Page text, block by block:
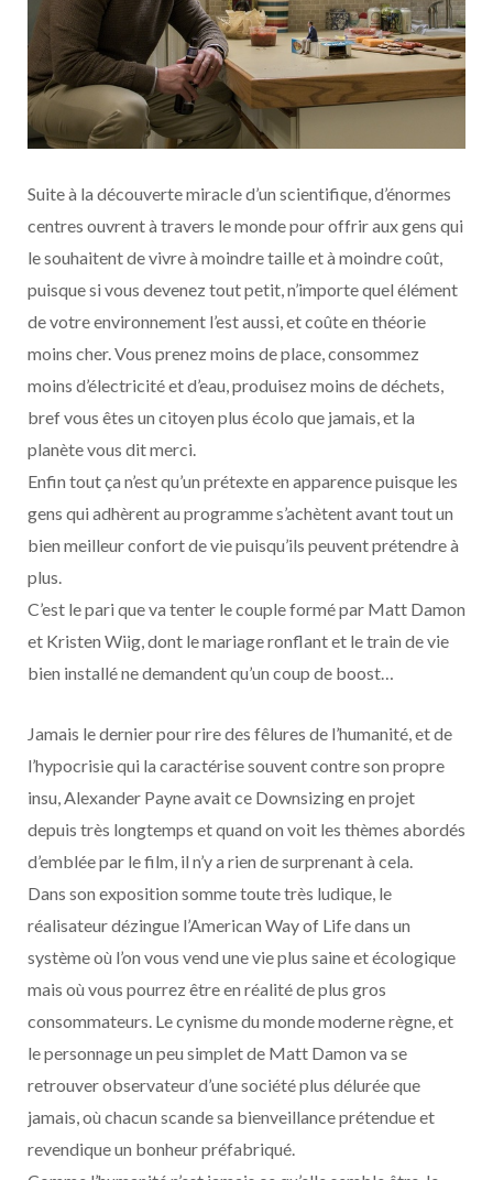
Suite à la découverte miracle d’un scientifique, d’énormes
centres ouvrent à travers le monde pour offrir aux gens qui
le souhaitent de vivre à moindre taille et à moindre coût,
puisque si vous devenez tout petit, n’importe quel élément
de votre environnement l’est aussi, et coûte en théorie
moins cher. Vous prenez moins de place, consommez
moins d’électricité et d’eau, produisez moins de déchets,
bref vous êtes un citoyen plus écolo que jamais, et la
planète vous dit merci.
Enfin tout ça n’est qu’un prétexte en apparence puisque les
gens qui adhèrent au programme s’achètent avant tout un
bien meilleur confort de vie puisqu’ils peuvent prétendre à
plus.
C’est le pari que va tenter le couple formé par Matt Damon
et Kristen Wiig, dont le mariage ronflant et le train de vie
bien installé ne demandent qu’un coup de boost…
Jamais le dernier pour rire des fêlures de l’humanité, et de
l’hypocrisie qui la caractérise souvent contre son propre
insu, Alexander Payne avait ce Downsizing en projet
depuis très longtemps et quand on voit les thèmes abordés
d’emblée par le film, il n’y a rien de surprenant à cela.
Dans son exposition somme toute très ludique, le
réalisateur dézingue l’American Way of Life dans un
système où l’on vous vend une vie plus saine et écologique
mais où vous pourrez être en réalité de plus gros
consommateurs. Le cynisme du monde moderne règne, et
le personnage un peu simplet de Matt Damon va se
retrouver observateur d’une société plus délurée que
jamais, où chacun scande sa bienveillance prétendue et
revendique un bonheur préfabriqué.